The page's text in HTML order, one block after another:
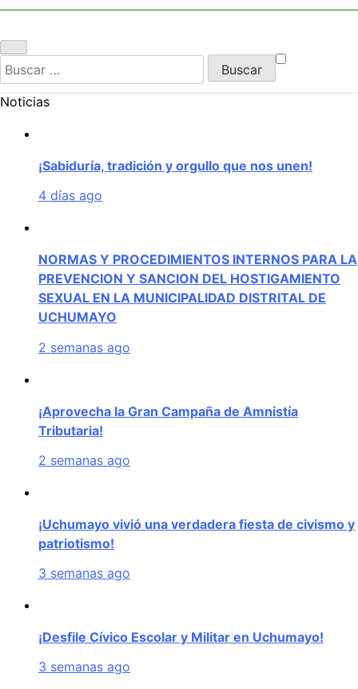
Buscar:
Noticias
¡Sabiduría, tradición y orgullo que nos unen!
4 días ago
NORMAS Y PROCEDIMIENTOS INTERNOS PARA LA
PREVENCION Y SANCION DEL HOSTIGAMIENTO
SEXUAL EN LA MUNICIPALIDAD DISTRITAL DE
UCHUMAYO
2 semanas ago
¡Aprovecha la Gran Campaña de Amnistía
Tributaria!
2 semanas ago
¡Uchumayo vivió una verdadera fiesta de civismo y
patriotismo!
3 semanas ago
¡Desfile Cívico Escolar y Militar en Uchumayo!
3 semanas ago